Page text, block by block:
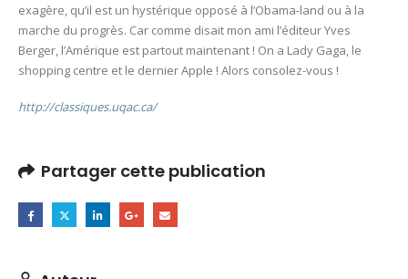
exagère, qu’il est un hystérique opposé à l’Obama-land ou à la
marche du progrès. Car comme disait mon ami l’éditeur Yves
Berger, l’Amérique est partout maintenant ! On a Lady Gaga, le
shopping centre et le dernier Apple ! Alors consolez-vous !
http://classiques.uqac.ca/
Partager cette publication